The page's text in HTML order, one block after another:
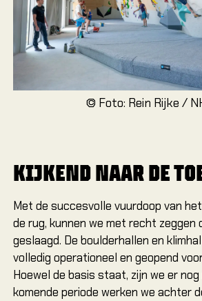
© Foto: Rein Rijke /
KIJKEND NAAR DE
Met de succesvolle vuurdoop van
de rug, kunnen we met recht zeggen
geslaagd. De boulderhallen en
volledig operationeel en geopend
Hoewel de basis staat, zijn we er
komende periode werken we achter